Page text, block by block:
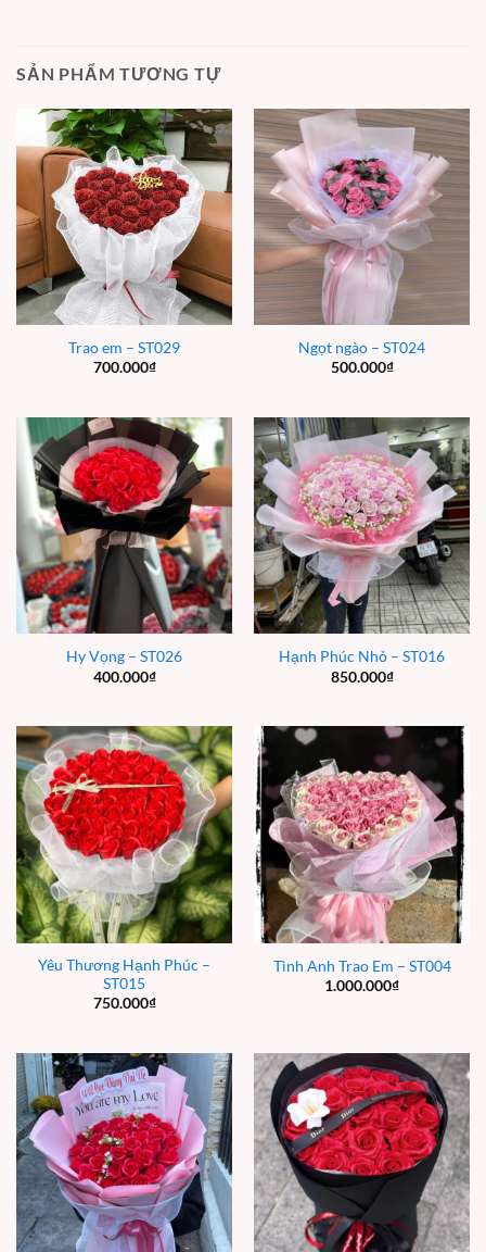
SẢN PHẨM TƯƠNG TỰ
Trao em – ST029
700.000₫
Ngọt ngào – ST024
500.000₫
Hy Vọng – ST026
400.000₫
Hạnh Phúc Nhỏ – ST016
850.000₫
Yêu Thương Hạnh Phúc –
ST015
750.000₫
Tình Anh Trao Em – ST004
1.000.000₫